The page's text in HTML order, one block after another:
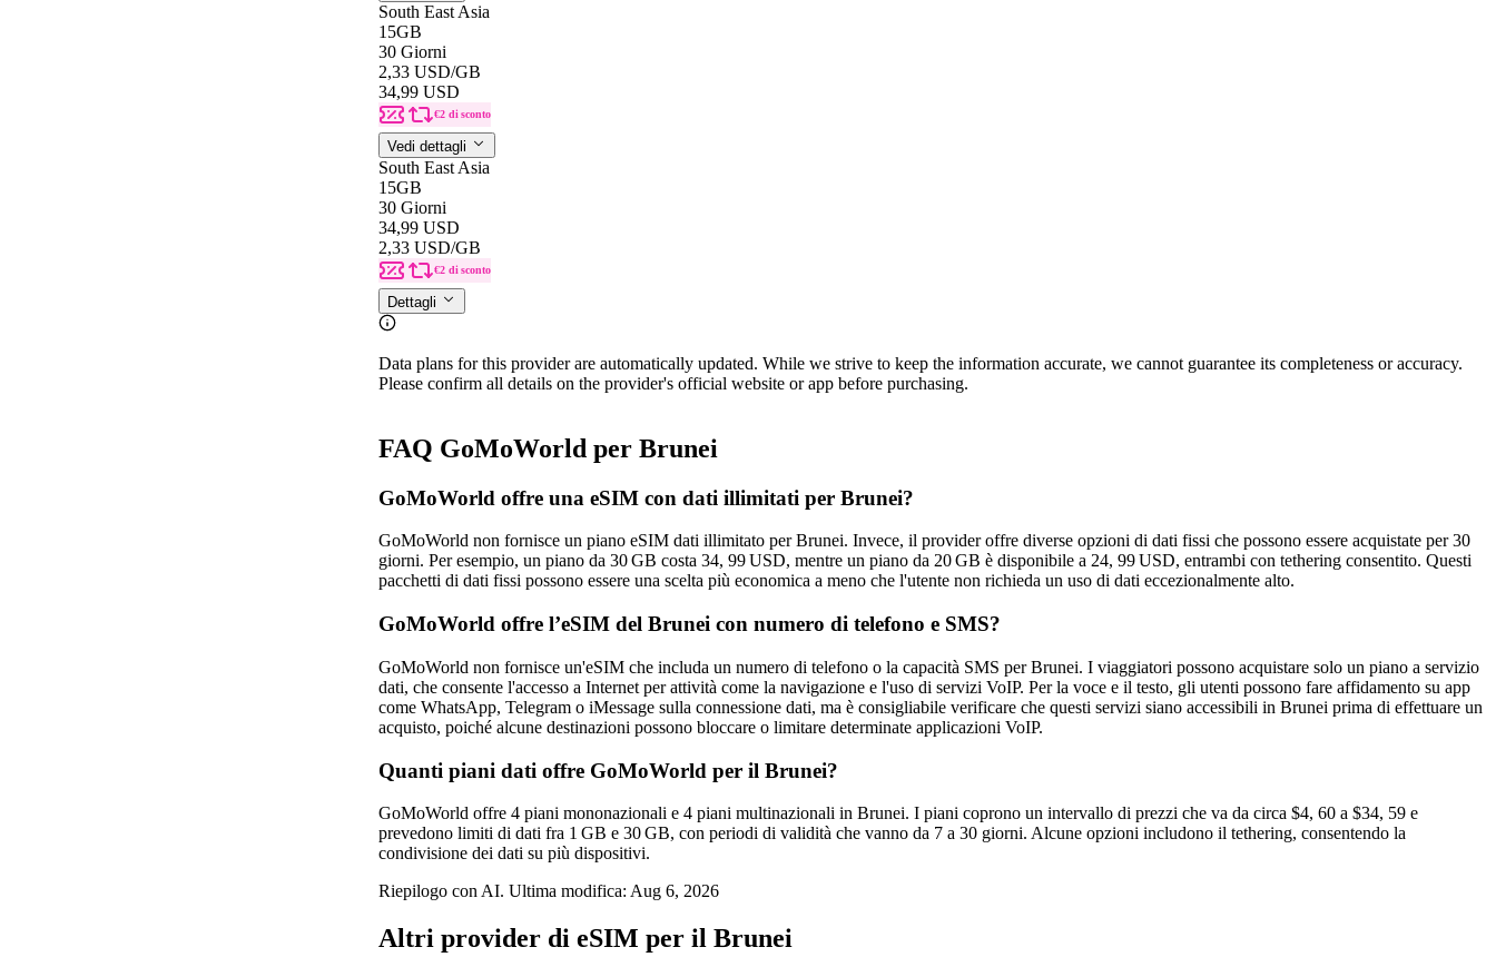
South East Asia
15GB
30 Giorni
2,33 USD/GB
34,99 USD
€2 di sconto
Vedi dettagli
South East Asia
15GB
30 Giorni
34,99 USD
2,33 USD/GB
€2 di sconto
Dettagli
Data plans for this provider are automatically updated. While we strive to keep the information accurate, we cannot guarantee its completeness or accuracy.
Please confirm all details on the provider's official website or app before purchasing.
FAQ GoMoWorld per Brunei
GoMoWorld offre una eSIM con dati illimitati per Brunei?
GoMoWorld non fornisce un piano eSIM dati illimitato per Brunei. Invece, il provider offre diverse opzioni di dati fissi che possono essere acquistate per 30
giorni. Per esempio, un piano da 30 GB costa 34, 99 USD, mentre un piano da 20 GB è disponibile a 24, 99 USD, entrambi con tethering consentito. Questi
pacchetti di dati fissi possono essere una scelta più economica a meno che l'utente non richieda un uso di dati eccezionalmente alto.
GoMoWorld offre l’eSIM del Brunei con numero di telefono e SMS?
GoMoWorld non fornisce un'eSIM che includa un numero di telefono o la capacità SMS per Brunei. I viaggiatori possono acquistare solo un piano a servizio
dati, che consente l'accesso a Internet per attività come la navigazione e l'uso di servizi VoIP. Per la voce e il testo, gli utenti possono fare affidamento su app
come WhatsApp, Telegram o iMessage sulla connessione dati, ma è consigliabile verificare che questi servizi siano accessibili in Brunei prima di effettuare un
acquisto, poiché alcune destinazioni possono bloccare o limitare determinate applicazioni VoIP.
Quanti piani dati offre GoMoWorld per il Brunei?
GoMoWorld offre 4 piani mononazionali e 4 piani multinazionali in Brunei. I piani coprono un intervallo di prezzi che va da circa $4, 60 a $34, 59 e
prevedono limiti di dati fra 1 GB e 30 GB, con periodi di validità che vanno da 7 a 30 giorni. Alcune opzioni includono il tethering, consentendo la
condivisione dei dati su più dispositivi.
Riepilogo con AI. Ultima modifica: Aug 6, 2026
Altri provider di eSIM per il Brunei